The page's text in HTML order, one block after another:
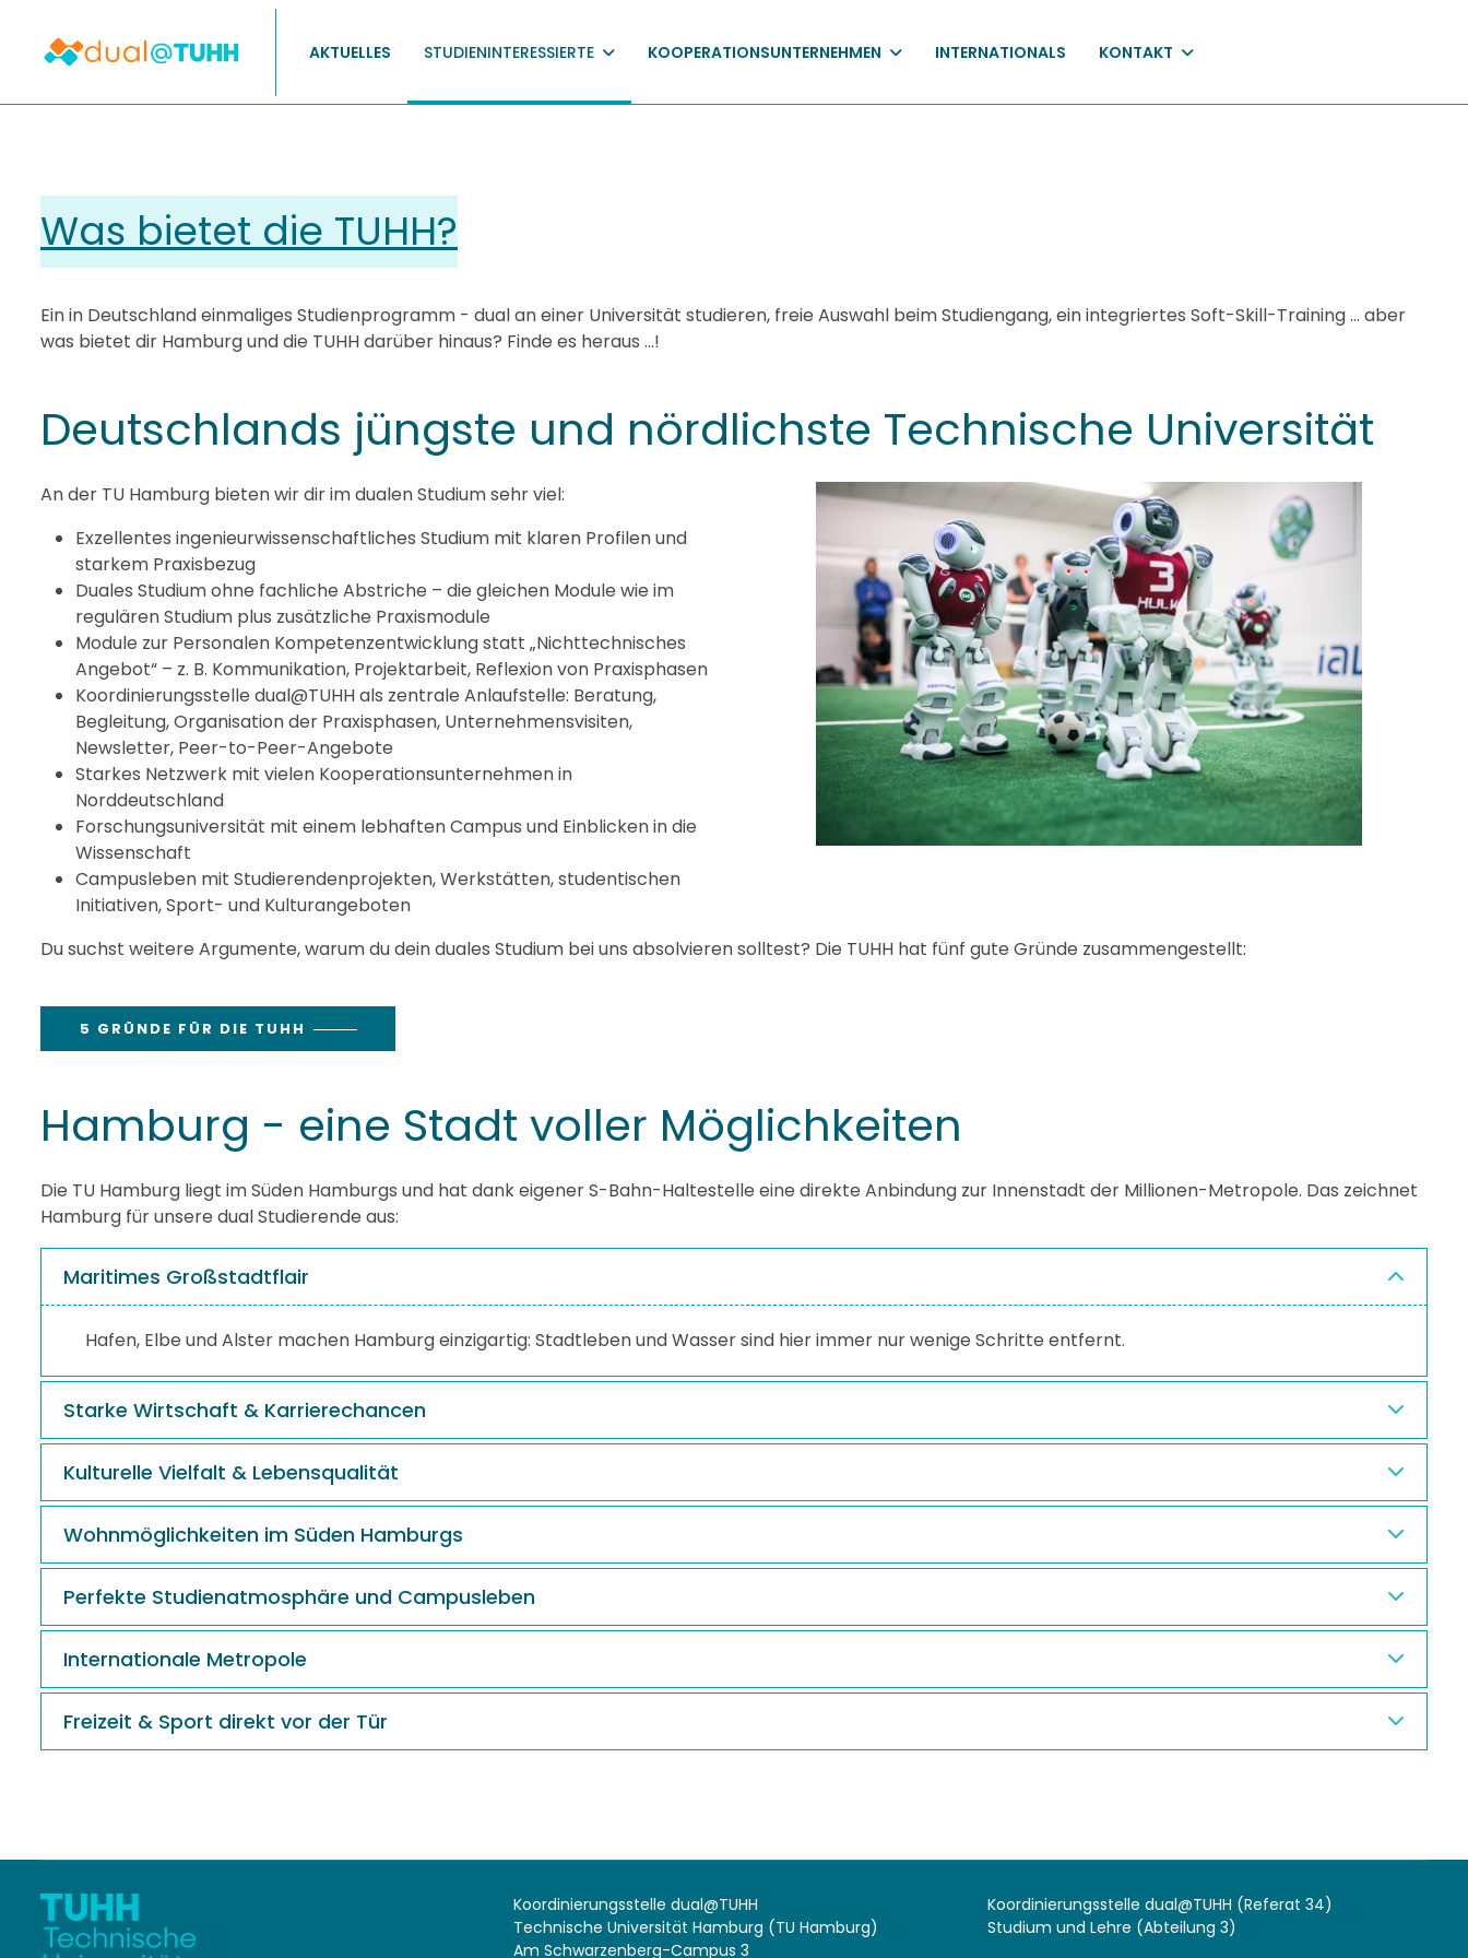
AKTUELLES STUDIENINTERESSIERTE KOOPERATIONSUNTERNEHMEN INTERNATIONALS KONTAKT
Was bietet die TUHH?
Ein in Deutschland einmaliges Studienprogramm - dual an einer Universität studieren, freie Auswahl beim Studiengang, ein integriertes Soft-Skill-Training ... aber
was bietet dir Hamburg und die TUHH darüber hinaus? Finde es heraus ...!
Deutschlands jüngste und nördlichste Technische Universität
An der TU Hamburg bieten wir dir im dualen Studium sehr viel:
Exzellentes ingenieurwissenschaftliches Studium mit klaren Profilen und
starkem Praxisbezug
Duales Studium ohne fachliche Abstriche – die gleichen Module wie im
regulären Studium plus zusätzliche Praxismodule
Module zur Personalen Kompetenzentwicklung statt „Nichttechnisches
Angebot“ – z. B. Kommunikation, Projektarbeit, Reflexion von Praxisphasen
Koordinierungsstelle dual@TUHH als zentrale Anlaufstelle: Beratung,
Begleitung, Organisation der Praxisphasen, Unternehmensvisiten,
Newsletter, Peer-to-Peer-Angebote
Starkes Netzwerk mit vielen Kooperationsunternehmen in
Norddeutschland
Forschungsuniversität mit einem lebhaften Campus und Einblicken in die
Wissenschaft
Campusleben mit Studierendenprojekten, Werkstätten, studentischen
Initiativen, Sport- und Kulturangeboten
Du suchst weitere Argumente, warum du dein duales Studium bei uns absolvieren solltest? Die TUHH hat fünf gute Gründe zusammengestellt:
5 GRÜNDE FÜR DIE TUHH
Hamburg - eine Stadt voller Möglichkeiten
Die TU Hamburg liegt im Süden Hamburgs und hat dank eigener S-Bahn-Haltestelle eine direkte Anbindung zur Innenstadt der Millionen-Metropole. Das zeichnet
Hamburg für unsere dual Studierende aus:
Maritimes Großstadtflair
Hafen, Elbe und Alster machen Hamburg einzigartig: Stadtleben und Wasser sind hier immer nur wenige Schritte entfernt.
Starke Wirtschaft & Karrierechancen
Kulturelle Vielfalt & Lebensqualität
Wohnmöglichkeiten im Süden Hamburgs
Perfekte Studienatmosphäre und Campusleben
Internationale Metropole
Freizeit & Sport direkt vor der Tür
Koordinierungsstelle dual@TUHH
Technische Universität Hamburg (TU Hamburg)
Am Schwarzenberg-Campus 3
Koordinierungsstelle dual@TUHH (Referat 34)
Studium und Lehre (Abteilung 3)